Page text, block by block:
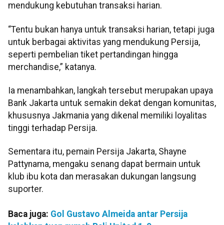
mendukung kebutuhan transaksi harian.
“Tentu bukan hanya untuk transaksi harian, tetapi juga
untuk berbagai aktivitas yang mendukung Persija,
seperti pembelian tiket pertandingan hingga
merchandise,” katanya.
Ia menambahkan, langkah tersebut merupakan upaya
Bank Jakarta untuk semakin dekat dengan komunitas,
khususnya Jakmania yang dikenal memiliki loyalitas
tinggi terhadap Persija.
Sementara itu, pemain Persija Jakarta, Shayne
Pattynama, mengaku senang dapat bermain untuk
klub ibu kota dan merasakan dukungan langsung
suporter.
Baca juga: Gol Gustavo Almeida antar Persija